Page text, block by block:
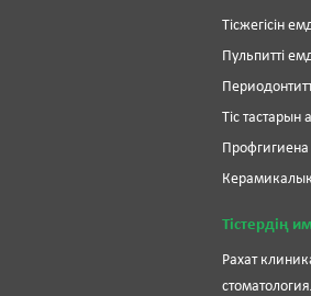
Тісжегісін
Пульпитті
Тіс тастарын
Профгигиена
Тістердің
Рахат